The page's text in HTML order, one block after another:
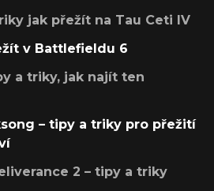
jak přežít na Tau Ceti IV
v Battlefieldu 6
a triky, jak najít ten
– tipy a triky pro přežití
2 – tipy a triky